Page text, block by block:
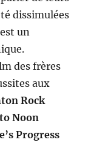
dissimulées
est un
des frères
aux
Rock
Noon
Progress